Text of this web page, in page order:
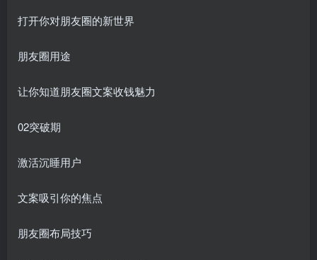
打开你对朋友圈的新世界
朋友圈用途
让你知道朋友圈文案收钱魅力
02突破期
激活沉睡用户
文案吸引你的焦点
朋友圈布局技巧